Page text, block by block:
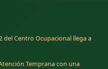
del Centro Ocupacional llega a
Temprana con una